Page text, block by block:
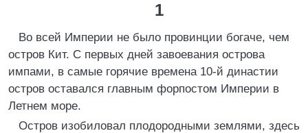
1
Во всей Империи не было провинции богаче, чем
остров Кит. С первых дней завоевания острова
импами, в самые горячие времена 10-й династии
остров оставался главным форпостом Империи в
Летнем море.
Остров изобиловал плодородными землями, здесь